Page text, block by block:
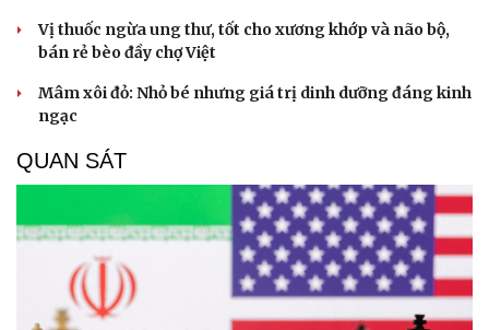
Vị thuốc ngừa ung thư, tốt cho xương khớp và não bộ,
bán rẻ bèo đầy chợ Việt
Mâm xôi đỏ: Nhỏ bé nhưng giá trị dinh dưỡng đáng kinh
ngạc
QUAN SÁT